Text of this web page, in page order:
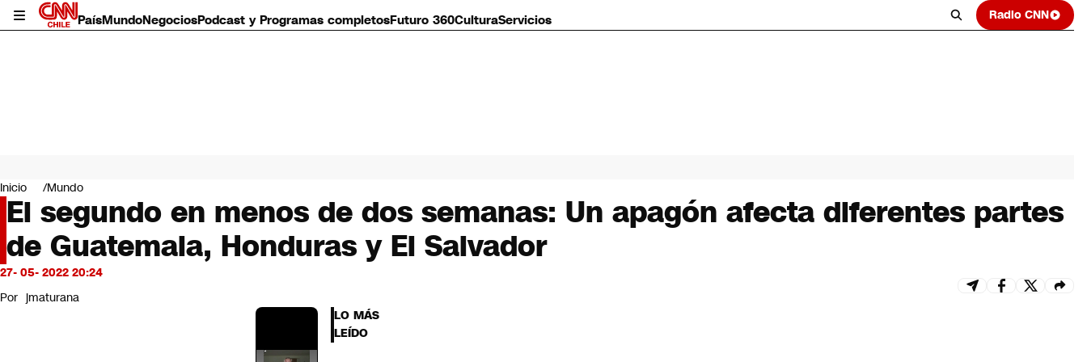
PaísMundoNegociosPodcast y Programas completosFuturo 360CulturaServicios Radio CNN
Mundo
Negocios
Deportes
Programas completos
Cultura
Servicios
Bits
CNN Data
Inicio Mundo
El segundo en menos de dos semanas: Un apagón afecta diferentes partes
de Guatemala, Honduras y El Salvador
27- 05- 2022 20:24
Por jmaturana
LO MÁS
LEÍDO